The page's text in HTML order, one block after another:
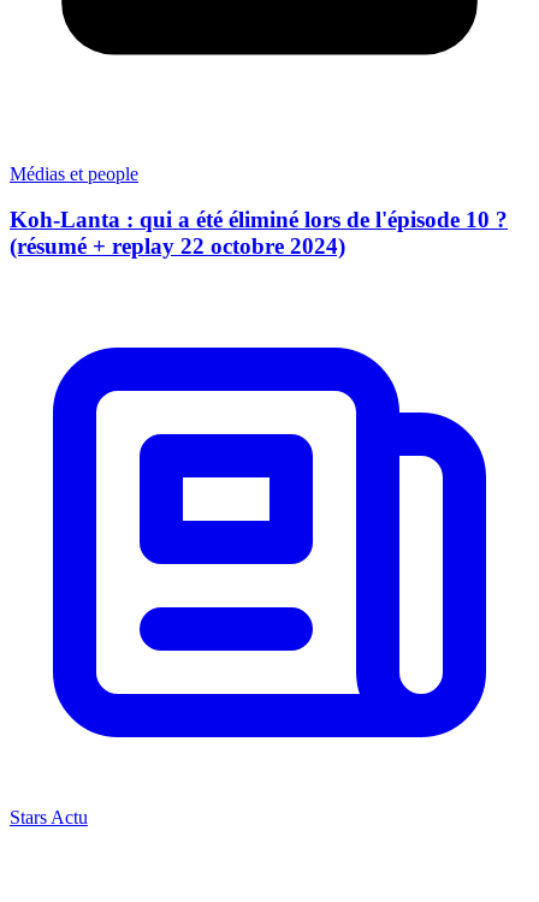
Médias et people
Koh-Lanta : qui a été éliminé lors de l'épisode 10 ?
(résumé + replay 22 octobre 2024)
Stars Actu